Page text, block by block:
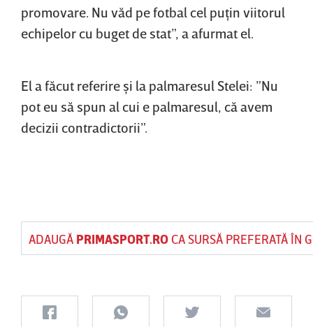
promovare. Nu văd pe fotbal cel puţin viitorul
echipelor cu buget de stat”, a afurmat el.
El a făcut referire şi la palmaresul Stelei: ”Nu
pot eu să spun al cui e palmaresul, că avem
decizii contradictorii”.
ADAUGĂ PRIMASPORT.ROCA SURSĂ PREFERATĂ ÎN